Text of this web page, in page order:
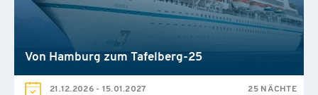
Von Hamburg zum Tafelberg-25
21.12.2026- 15.01.2027 25 NÄCHTE